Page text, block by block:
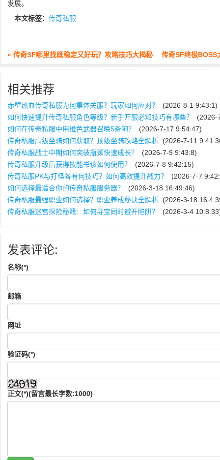
发展。
本文标签： 传奇私服
« 传奇SF哪里找既稳定又好玩？攻略技巧大揭秘 传奇SF终极BOSS
相关推荐
赤壁热血传奇私服为何集体关服？玩家如何应对？
(2026-8-1 9:43:1)
如何快速提升传奇私服角色等级？新手开服必知技巧有哪些？
(2026-
如何在传奇私服中用橙色武器召唤5条狗？
(2026-7-17 9:54:47)
传奇私服高级坐骑如何获取？顶级坐骑攻略全解析 (2026-7-11
传奇私服战士中期如何突破瓶颈快速成长？
(2026-7-9 9:43:8)
传奇私服升级后获得技能书该如何使用？
(2026-7-8 9:42:15)
传奇私服PK与打怪各有何技巧？如何高效提升战力？
(2026-7-7
如何选择最适合你的传奇私服服务器？
(2026-3-18 16:49:46)
传奇私服最强职业如何选择？职业养成秘诀全解析 (2026-3-18
传奇私服迷宫探险秘籍：如何寻宝同时避开陷阱？
(2026-3-4
发表评论:
名称(*)
邮箱
网址
验证码(*)
正文(*)(留言最长字数:1000)